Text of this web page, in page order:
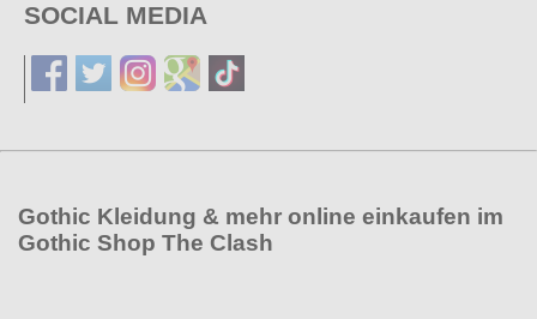
SOCIAL MEDIA
Gothic Kleidung & mehr online einkaufen im
Gothic Shop The Clash